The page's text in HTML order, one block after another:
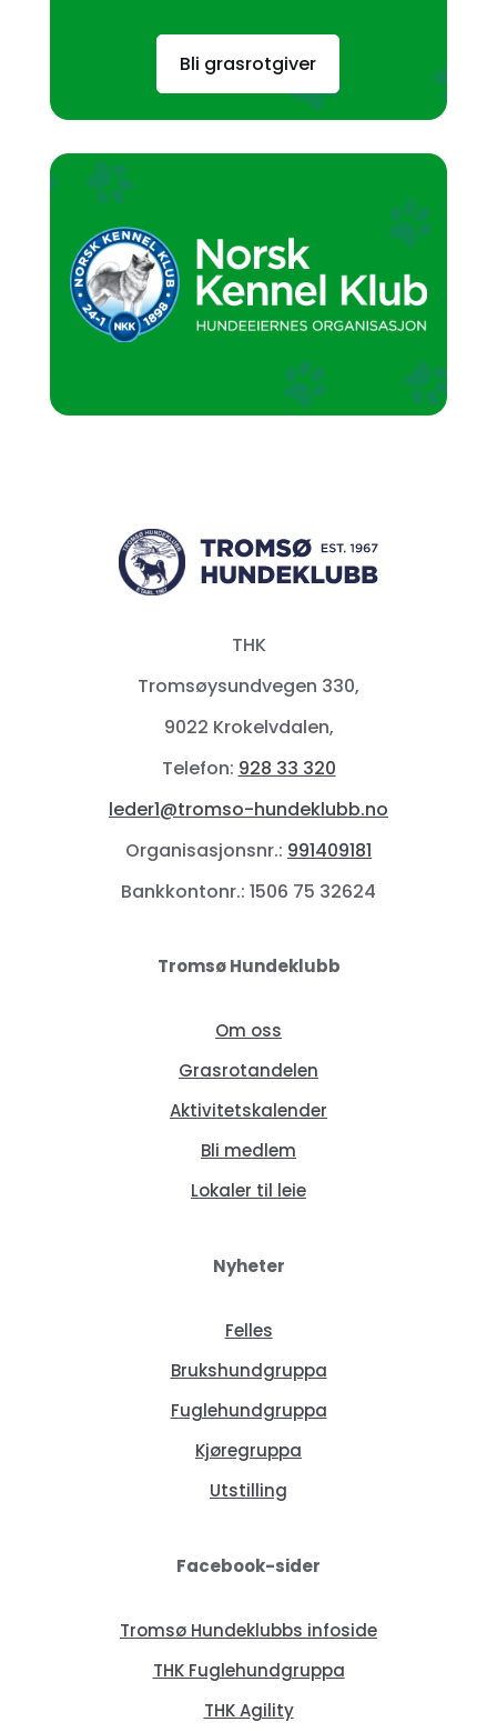
Bli grasrotgiver
THK
Tromsøysundvegen 330,
9022 Krokelvdalen,
Telefon: 928 33 320
leder1@tromso-hundeklubb.no
Organisasjonsnr.: 991409181
Bankkontonr.: 1506 75 32624
Tromsø Hundeklubb
Om oss
Grasrotandelen
Aktivitetskalender
Bli medlem
Lokaler til leie
Nyheter
Felles
Brukshundgruppa
Fuglehundgruppa
Kjøregruppa
Utstilling
Facebook-sider
Tromsø Hundeklubbs infoside
THK Fuglehundgruppa
THK Agility